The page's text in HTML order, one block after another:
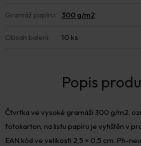
Čtvrtka ve vysoké gramáži 300 g/m2,
fotokarton, na listu papíru je vytištěn v
EAN kód ve velikosti 2,5 × 0,5 cm. Ph-
Gramáž papíru: 300 g/m2
Obsah balení: 10 ks